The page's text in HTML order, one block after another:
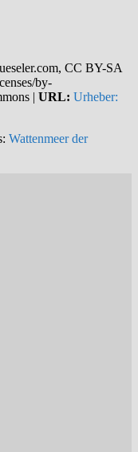
CC BY-SA
by-
| URL: Urheber:
Wattenmeer der